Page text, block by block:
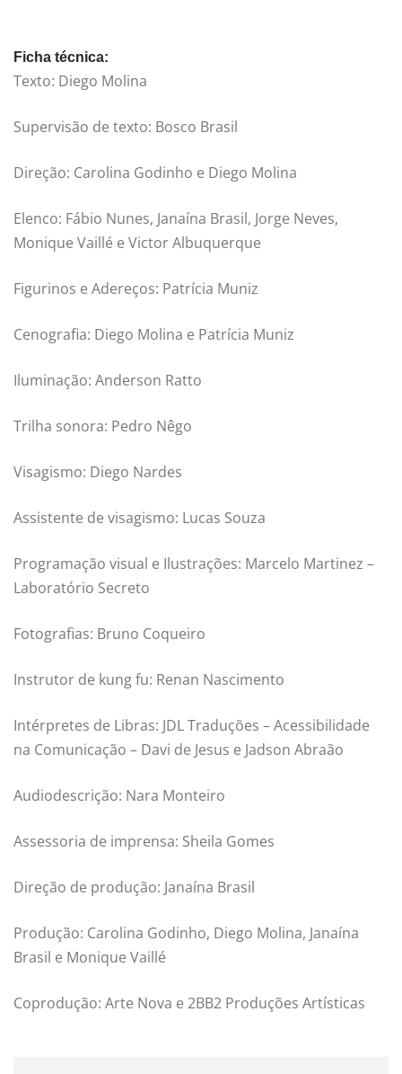
Ficha técnica:
Texto: Diego Molina
Supervisão de texto: Bosco Brasil
Direção: Carolina Godinho e Diego Molina
Elenco: Fábio Nunes, Janaína Brasil, Jorge Neves,
Monique Vaillé e Victor Albuquerque
Figurinos e Adereços: Patrícia Muniz
Cenografia: Diego Molina e Patrícia Muniz
Iluminação: Anderson Ratto
Trilha sonora: Pedro Nêgo
Visagismo: Diego Nardes
Assistente de visagismo: Lucas Souza
Programação visual e Ilustrações: Marcelo Martinez –
Laboratório Secreto
Fotografias: Bruno Coqueiro
Instrutor de kung fu: Renan Nascimento
Intérpretes de Libras: JDL Traduções – Acessibilidade
na Comunicação – Davi de Jesus e Jadson Abraão
Audiodescrição: Nara Monteiro
Assessoria de imprensa: Sheila Gomes
Direção de produção: Janaína Brasil
Produção: Carolina Godinho, Diego Molina, Janaína
Brasil e Monique Vaillé
Coprodução: Arte Nova e 2BB2 Produções Artísticas